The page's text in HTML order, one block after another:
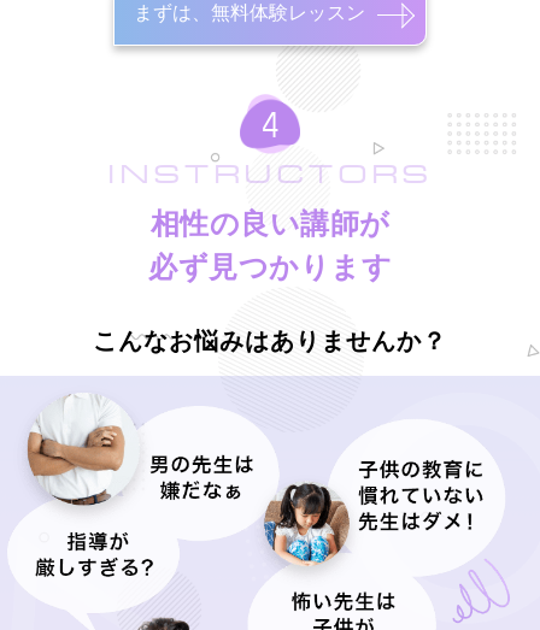
まずは、無料体験レッスン
INSTRUCTORS
相性の良い講師が
必ず見つかります
こんなお悩みはありませんか？